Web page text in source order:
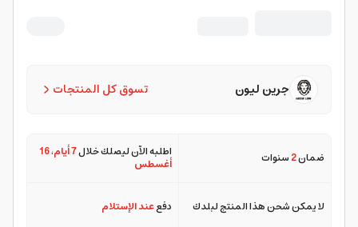
تسوق كل المنتجات جرين ليون
ضمان2سنوات اطلبه الآن ليصلك خلال7 أيام ،16
أغسطس
لا يمكن شحن هذا المنتج لبلدك دفععند الإستلام